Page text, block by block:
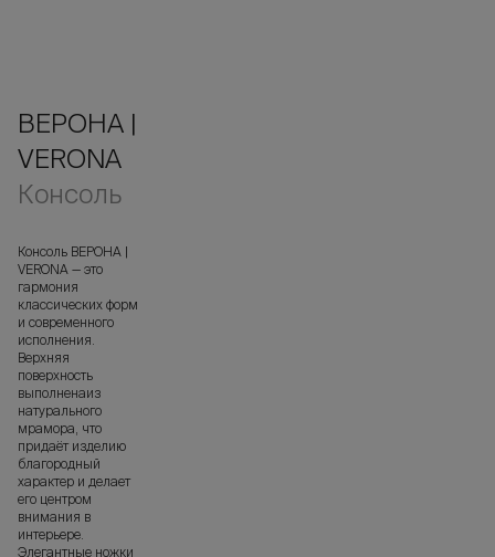
ВЕРОНА |
VERONA
Консоль
Консоль ВЕРОНА |
VERONA — это
гармония
классических форм
и современного
исполнения.
Верхняя
поверхность
выполненаиз
натурального
мрамора, что
придаёт изделию
благородный
характер и делает
его центром
внимания в
интерьере.
Элегантные ножки